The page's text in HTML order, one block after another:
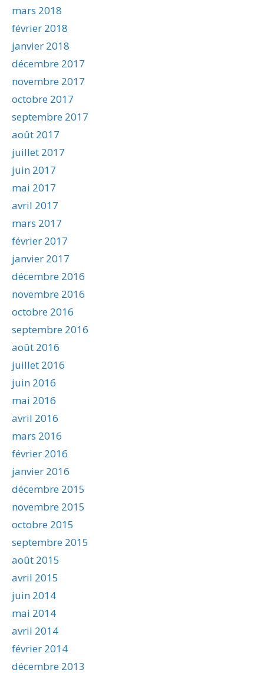
mars 2018
février 2018
janvier 2018
décembre 2017
novembre 2017
octobre 2017
septembre 2017
août 2017
juillet 2017
juin 2017
mai 2017
avril 2017
mars 2017
février 2017
janvier 2017
décembre 2016
novembre 2016
octobre 2016
septembre 2016
août 2016
juillet 2016
juin 2016
mai 2016
avril 2016
mars 2016
février 2016
janvier 2016
décembre 2015
novembre 2015
octobre 2015
septembre 2015
août 2015
avril 2015
juin 2014
mai 2014
avril 2014
février 2014
décembre 2013